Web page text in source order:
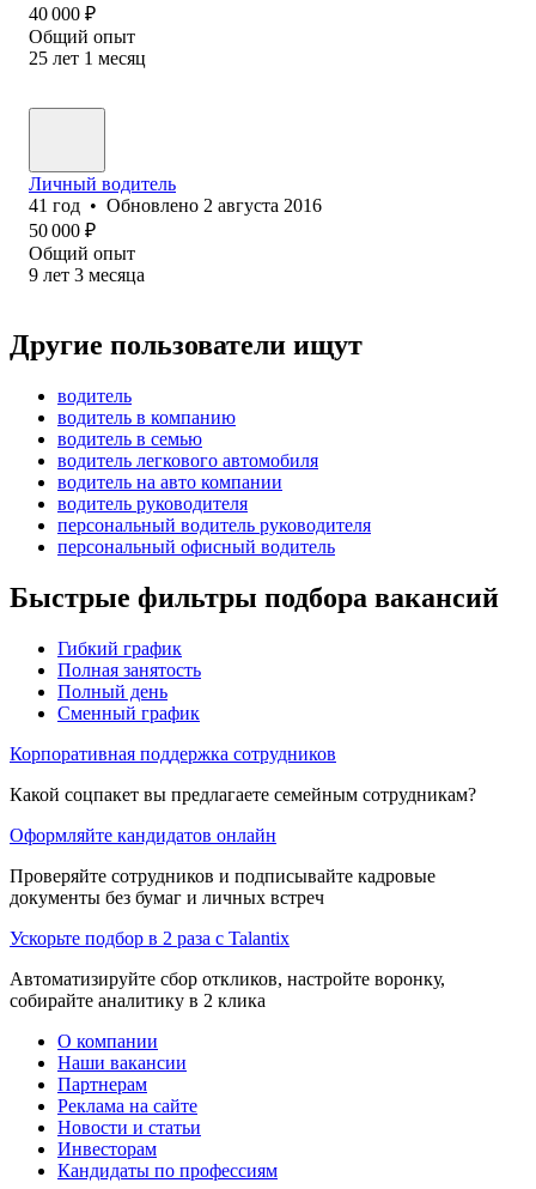
40 000 ₽
Общий опыт
25 лет 1 месяц
Личный водитель
41 год • Обновлено 2 августа 2016
50 000 ₽
Общий опыт
9 лет 3 месяца
Другие пользователи ищут
водитель
водитель в компанию
водитель в семью
водитель легкового автомобиля
водитель на авто компании
водитель руководителя
персональный водитель руководителя
персональный офисный водитель
Быстрые фильтры подбора вакансий
Гибкий график
Полная занятость
Полный день
Сменный график
Корпоративная поддержка сотрудников
Какой соцпакет вы предлагаете семейным сотрудникам?
Оформляйте кандидатов онлайн
Проверяйте сотрудников и подписывайте кадровые
документы без бумаг и личных встреч
Ускорьте подбор в 2 раза с Talantix
Автоматизируйте сбор откликов, настройте воронку,
собирайте аналитику в 2 клика
О компании
Наши вакансии
Партнерам
Реклама на сайте
Новости и статьи
Инвесторам
Кандидаты по профессиям